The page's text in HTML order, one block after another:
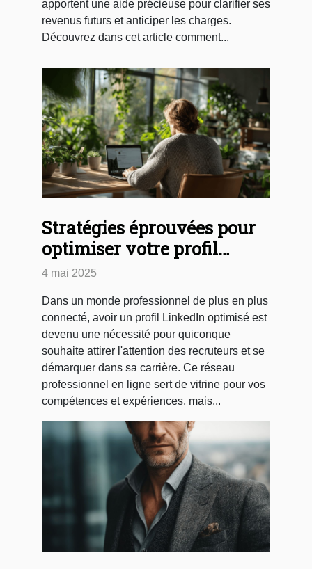
apportent une aide précieuse pour clarifier ses
revenus futurs et anticiper les charges.
Découvrez dans cet article comment...
Stratégies éprouvées pour
optimiser votre profil
LinkedIn et attirer des
recruteurs
4 mai 2025
Dans un monde professionnel de plus en plus
connecté, avoir un profil LinkedIn optimisé est
devenu une nécessité pour quiconque
souhaite attirer l'attention des recruteurs et se
démarquer dans sa carrière. Ce réseau
professionnel en ligne sert de vitrine pour vos
compétences et expériences, mais...